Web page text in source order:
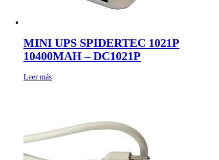
MINI UPS SPIDERTEC 1021P
10400MAH – DC1021P
Leer más